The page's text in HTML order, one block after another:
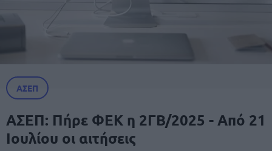
ΑΣΕΠ
ΑΣΕΠ: Πήρε ΦΕΚ η 2ΓΒ/2025 - Από 21
Ιουλίου οι αιτήσεις